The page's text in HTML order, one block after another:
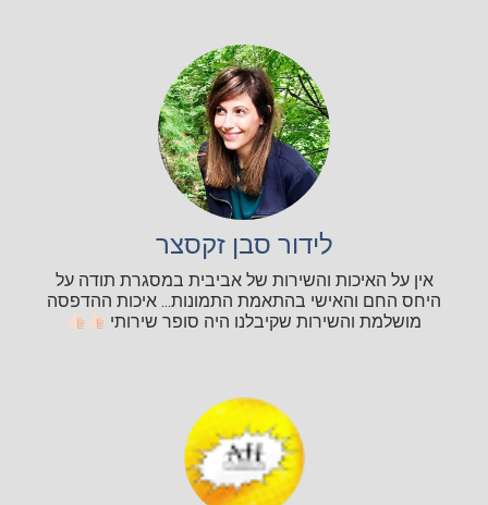
לידור סבן זקסצר
אין על האיכות והשירות של אביבית במסגרת תודה על
היחס החם והאישי בהתאמת התמונות... איכות ההדפסה
מושלמת והשירות שקיבלנו היה סופר שירותי